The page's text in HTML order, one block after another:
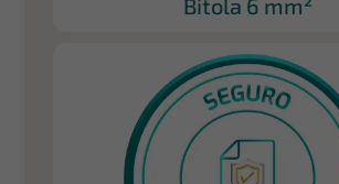
Bitola 6 mm²